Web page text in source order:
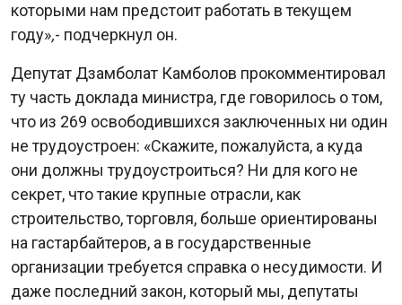
которыми нам предстоит работать в текущем
году»,- подчеркнул он.
Депутат Дзамболат Камболов прокомментировал
ту часть доклада министра, где говорилось о том,
что из 269 освободившихся заключенных ни один
не трудоустроен: «Скажите, пожалуйста, а куда
они должны трудоустроиться? Ни для кого не
секрет, что такие крупные отрасли, как
строительство, торговля, больше ориентированы
на гастарбайтеров, а в государственные
организации требуется справка о несудимости. И
даже последний закон, который мы, депутаты